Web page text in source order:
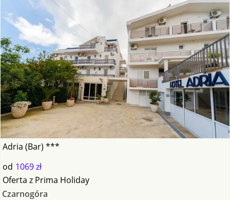
Adria (Bar) ***
od 1069 zł
Oferta z Prima Holiday
Czarnogóra